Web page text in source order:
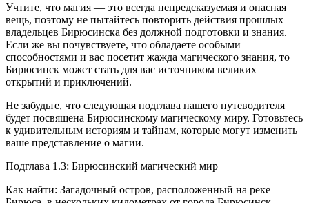
Учтите, что магия — это всегда непредсказуемая и опасная
вещь, поэтому не пытайтесь повторить действия прошлых
владельцев Бирюсинска без должной подготовки и знания.
Если же вы почувствуете, что обладаете особыми
способностями и вас посетит жажда магического знания, то
Бирюсинск может стать для вас источником великих
открытий и приключений.
Не забудьте, что следующая подглава нашего путеводителя
будет посвящена Бирюсинскому магическому миру. Готовьтесь
к удивительным историям и тайнам, которые могут изменить
ваше представление о магии.
Подглава 1.3: Бирюсинский магический мир
Как найти: Загадочный остров, расположенный на реке